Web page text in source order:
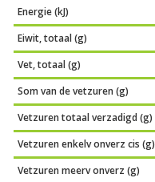
Energie (kJ)
Eiwit, totaal (g)
Vet, totaal (g)
Som van de vetzuren (g)
Vetzuren totaal verzadigd (g)
Vetzuren enkelv onverz cis (g)
Vetzuren meerv onverz (g)